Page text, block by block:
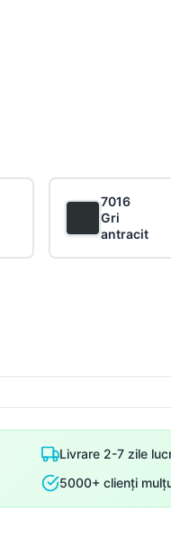
7016
Gri
antracit
Livrare 2-7 zile
5000+ clienți